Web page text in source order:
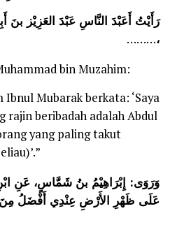
رَأَيْتُ أَعَبْدَ النَّاسِ عَبْدَ العَزِيْز بنَ
………،
bin Muzahim:
Mubarak berkata: ‘Saya
rajin beribadah adalah Abdul
yang paling takut
وَرَوَى: إِبْرَاهِيْمُ بنُ شَمَّاسٍ، عَنِ
عَلَى ظَهْرِ الأَرْضِ عِنْدِي أَفْضَلُ مِنَ